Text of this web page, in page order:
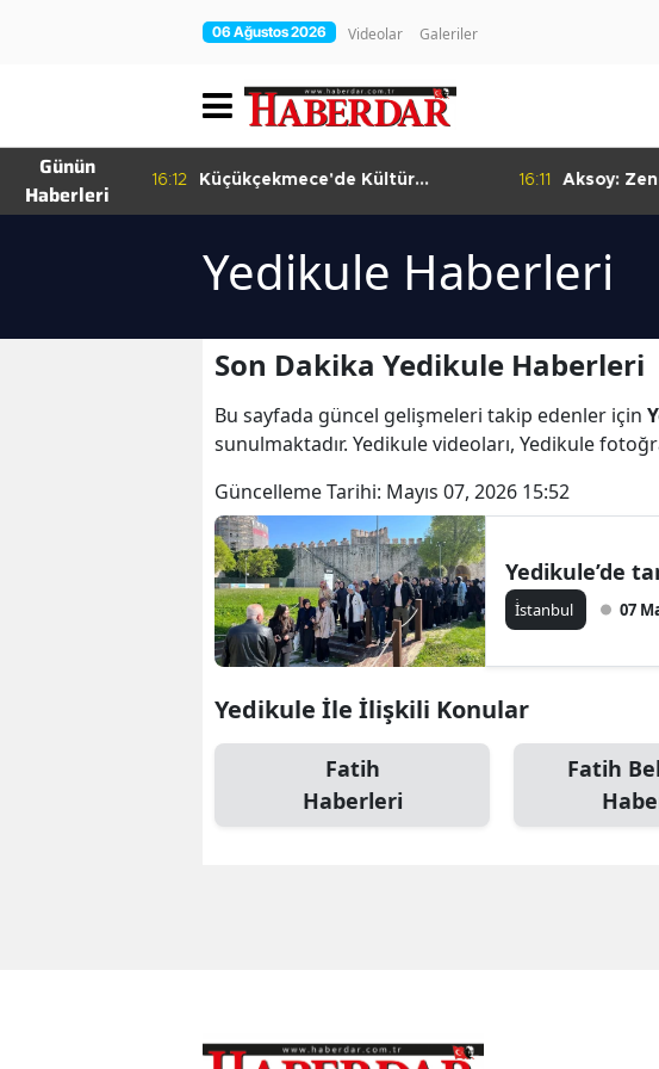
06 Ağustos 2026 Videolar Galeriler
Günün
Haberleri
16:12
Küçükçekmece'de Kültür
16:11
Aksoy:
Yedikule Haberleri
Son Dakika Yedikule Haberleri
Bu sayfada güncel gelişmeleri takip edenler için
sunulmaktadır. Yedikule videoları, Yedikule
Güncelleme Tarihi: Mayıs 07, 2026 15:52
Yedikule’de
İ̇stanbul 07
Yedikule İle İlişkili Konular
Fatih
Haberleri
Fatih